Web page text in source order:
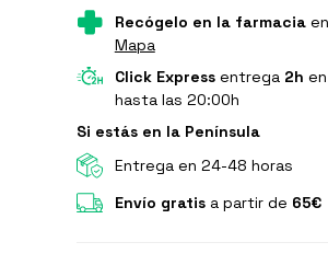
Recógelo en la farmaciaen
Mapa
Click Expressentrega 2h en
hasta las 20:00h
Si estás en la Península
Entrega en 24-48 horas
Envío gratisa partir de 65€